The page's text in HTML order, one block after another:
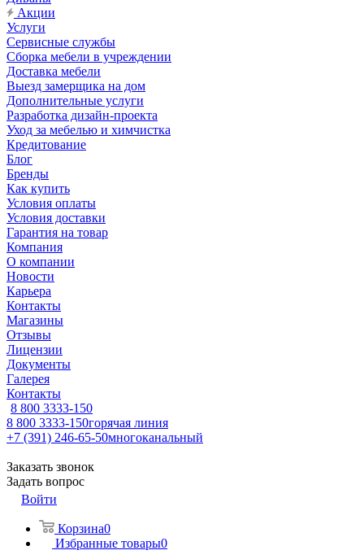
Акции
Услуги
Сервисные службы
Сборка мебели в учреждении
Доставка мебели
Выезд замерщика на дом
Дополнительные услуги
Разработка дизайн-проекта
Уход за мебелью и химчистка
Кредитование
Блог
Бренды
Как купить
Условия оплаты
Условия доставки
Гарантия на товар
Компания
О компании
Новости
Карьера
Контакты
Магазины
Отзывы
Лицензии
Документы
Галерея
Контакты
8 800 3333-150
8 800 3333-150горячая линия
+7 (391) 246-65-50многоканальный
Заказать звонок
Задать вопрос
Войти
Корзина0
Избранные товары0